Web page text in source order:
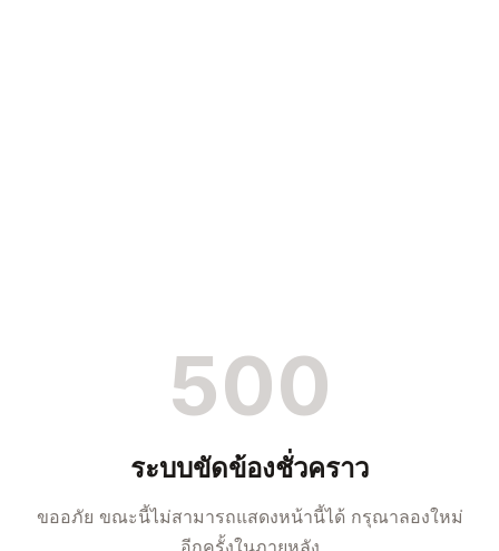
500
ระบบขัดข้องชั่วคราว
ขออภัย ขณะนี้ไม่สามารถแสดงหน้านี้ได้ กรุณาลองใหม่
อีกครั้งในภายหลัง